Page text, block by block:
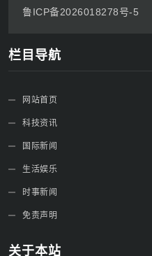
鲁ICP备2026018278号-5
栏目导航
网站首页
科技资讯
国际新闻
生活娱乐
时事新闻
免责声明
关于本站